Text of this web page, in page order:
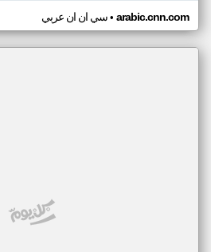
سي ان ان عربي• arabic.cnn.com